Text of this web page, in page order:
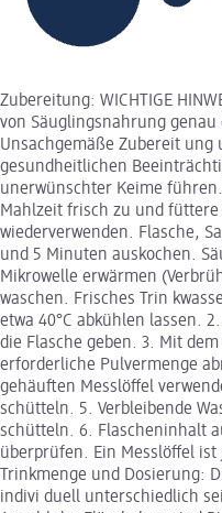
Zubereitung: WICHTIGE
von Säuglingsnahrung genau
Unsachgemäße Zubereit ung
gesundheitlichen
unerwünschter Keime
Mahlzeit frisch zu und
wiederverwenden. Flasche,
und 5 Minuten auskochen.
Mikrowelle erwärmen
waschen. Frisches Trin
etwa 40°C abkühlen lassen.
die Flasche geben. 3. Mit
erforderliche Pulvermenge
gehäuften Messlöffel
schütteln. 5. Verbleibende
schütteln. 6. Flascheninhalt
überprüfen. Ein Messlöffel ist
Trinkmenge und Dosierung:
indivi duell unterschiedlich